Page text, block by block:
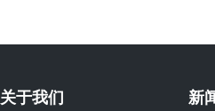
关于我们 新